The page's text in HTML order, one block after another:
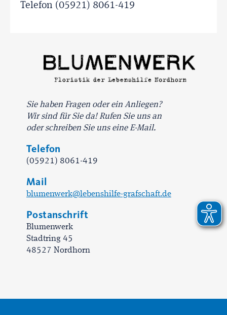
Telefon (05921) 8061-419
Sie haben Fragen oder ein Anliegen?
Wir sind für Sie da! Rufen Sie uns an
oder schreiben Sie uns eine E-Mail.
Telefon
(05921) 8061-419
Mail
blumenwerk@lebenshilfe-grafschaft.de
Postanschrift
Blumenwerk
Stadtring 45
48527 Nordhorn